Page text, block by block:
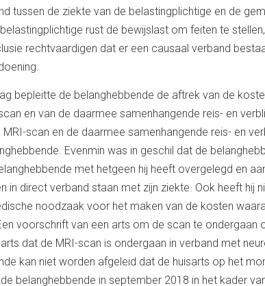
tussen de ziekte van de belastingplichtige en de
rust de bewijslast om feiten te
rechtvaardigen dat er een causaal verband
bepleitte de belanghebbende de aftrek van de
en van de daarmee samenhangende reis- en
scan en de daarmee samenhangende reis- en
Evenmin was in geschil dat de
met hetgeen hij heeft overgelegd en
in direct verband staan met zijn ziekte. Ook heeft hij
noodzaak voor het maken van de kosten
voorschrift van een arts om de scan te ondergaan
dat de MRI-scan is ondergaan in verband met
kan niet worden afgeleid dat de huisarts op het
belanghebbende in september 2018 in het kader